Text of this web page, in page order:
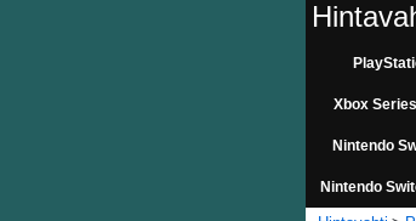
Xbox
Nintendo
Nintendo